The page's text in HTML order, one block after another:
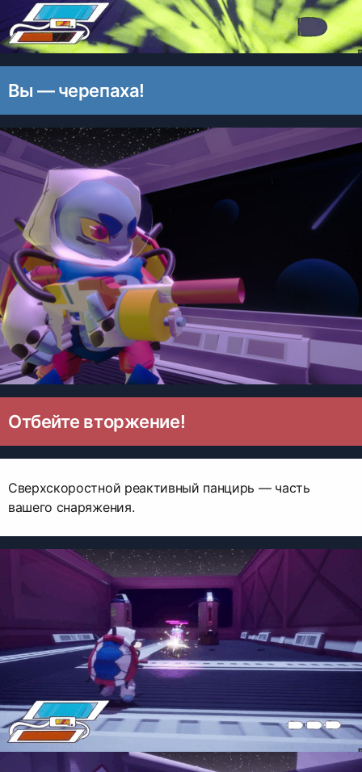
Вы — черепаха!
Отбейте вторжение!
Сверхскоростной реактивный панцирь — часть
вашего снаряжения.